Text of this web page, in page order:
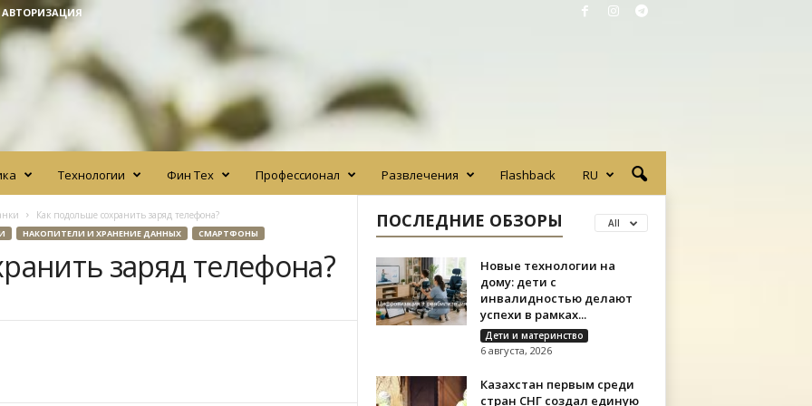
АВТОРИЗАЦИЯ
Технологии Фин Тех Профессионал Развлечения Flashback RU
Как подольше сохранить заряд телефона?
НАКОПИТЕЛИ И ХРАНЕНИЕ ДАННЫХ СМАРТФОНЫ
заряд телефона?
ПОСЛЕДНИЕ ОБЗОРЫ All
Новые технологии на
дому: дети с
инвалидностью делают
успехи в рамках...
Дети и материнство
6 августа, 2026
Казахстан первым среди
стран СНГ создал единую